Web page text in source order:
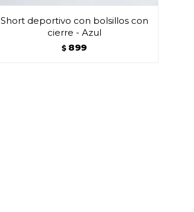
Short deportivo con bolsillos con
cierre - Azul
$ 899